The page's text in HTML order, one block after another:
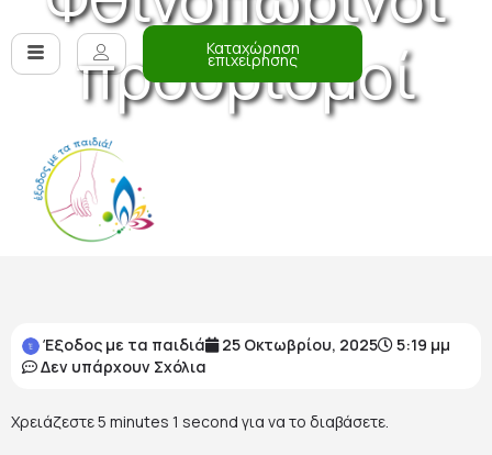
Καταχώρηση
επιχείρησης
προορισμοί
Έξοδος με τα παιδιά 25 Οκτωβρίου, 2025
5:19 μμ
Δεν υπάρχουν Σχόλια
Χρειάζεστε5 minutes 1 second για να το διαβάσετε.